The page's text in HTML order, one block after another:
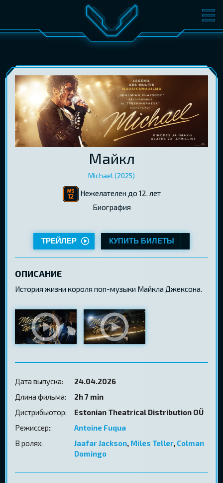
ФИЛЬМЫ БИЛЕТЫ
КОНФЕРЕНЦИИ КИНОКЛУБ-V
ПОДАРОЧНЫЕ КАРТЫ
Майкл
Michael (2025)
Нежелателен до 12. лет
Биография
ТРЕЙЛЕР КУПИТЬ БИЛЕТЫ
ОПИСАНИЕ
История жизни короля поп-музыки Майкла Джексона.
Дата выпуска:
24.04.2026
Длина фильма:
2h 7 min
Дистрибьютор:
Estonian Theatrical Distribution OÜ
Режиссер::
Antoine Fuqua
В ролях:
Jaafar Jackson, Miles Teller, Colman
Domingo